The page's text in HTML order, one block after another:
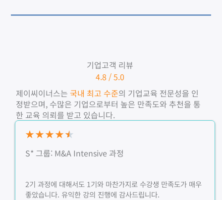
기업고객 리뷰
4.8 / 5.0
제이씨이너스는국내 최고 수준의 기업교육 전문성을 인
정받으며, 수많은 기업으로부터 높은 만족도와 추천을 통
한 교육 의뢰를 받고 있습니다.
★★★★★
S* 그룹: M&A Intensive 과정
2기 과정에 대해서도 1기와 마찬가지로 수강생 만족도가 매우
좋았습니다. 유익한 강의 진행에 감사드립니다.